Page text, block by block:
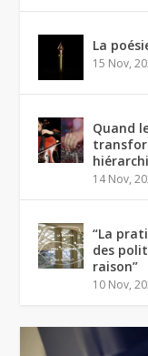
La
15 Nov,
Quand
14 Nov,
“La
des
raison”
10 Nov,